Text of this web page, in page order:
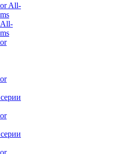
All-